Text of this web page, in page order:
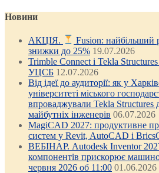
Новини
АКЦІЯ.
Fusion: найбільший
знижки до 25% 19.07.2026
Trimble Connect і Tekla
УЦСБ 12.07.2026
Від ідеї до аудиторії: як у
університеті міського
впроваджували Tekla Structures
майбутніх інженерів 06.07.2026
MagiCAD 2027: продуктивне
систем у Revit, AutoCAD і
ВЕБІНАР. Autodesk Inventor
компонентів прискорює
червня 2026 об 11:00 01.06.2026